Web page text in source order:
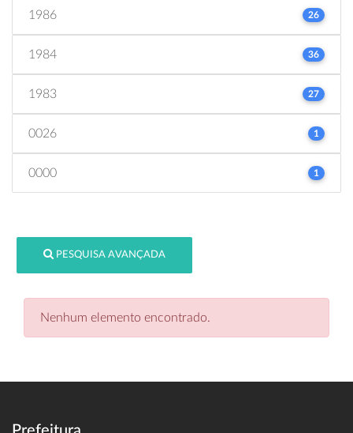
1986 26
1984 36
1983 27
0026 1
0000 1
PESQUISA AVANÇADA
Nenhum elemento encontrado.